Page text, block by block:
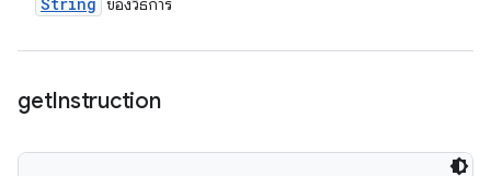
ของวิธีการ
getInstruction